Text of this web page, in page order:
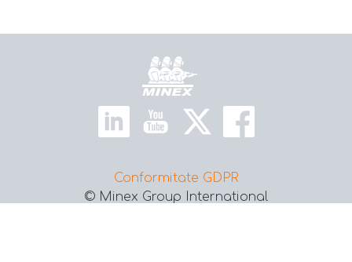
Conformitate GDPR
© Minex Group International